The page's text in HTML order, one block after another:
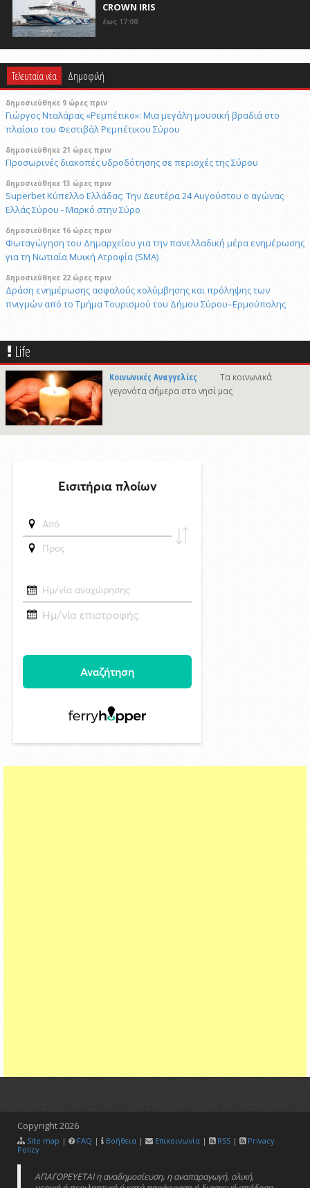
CROWN IRIS
έως 17:00
Τελευταία νέα Δημοφιλή
δημοσιεύθηκε 9 ώρες πριν
Γιώργος Νταλάρας «Ρεμπέτικο»: Μια μεγάλη μουσική βραδιά στο
πλαίσιο του Φεστιβάλ Ρεμπέτικου Σύρου
δημοσιεύθηκε 21 ώρες πριν
Προσωρινές διακοπές υδροδότησης σε περιοχές της Σύρου
δημοσιεύθηκε 13 ώρες πριν
Superbet Κύπελλο Ελλάδας: Την Δευτέρα 24 Αυγούστου ο αγώνας
Ελλάς Σύρου - Μαρκό στην Σύρο
δημοσιεύθηκε 16 ώρες πριν
Φωταγώγηση του Δημαρχείου για την πανελλαδική μέρα ενημέρωσης
για τη Νωτιαία Μυική Ατροφία (SMA)
δημοσιεύθηκε 22 ώρες πριν
Δράση ενημέρωσης ασφαλούς κολύμβησης και πρόληψης των
πνιγμών από το Τμήμα Τουρισμού του Δήμου Σύρου–Ερμούπολης
4/8/2026 15:20
Στις φυλακές της Χίου οδηγήθηκε ο 41χρονος δράστης του φονικού
στην Άνω Σύρο
δημοσιεύθηκε 16 ώρες πριν
Πρόταση για ονοματοδοσία του κεντρικού παραλιακού δρόμου Λωτού
κλειστό από την Δευτέρα 10/8 έως και την Δευτέρα 17/8
Life
Κοινωνικές Αναγγελίες
Τα κοινωνικά
γεγονότα σήμερα στο νησί μας
Copyright2026
Site map | FAQ | Βοήθεια | Επικοινωνία | RSS |
Privacy
Policy
ΑΠΑΓΟΡΕΥΕΤΑΙ η αναδημοσίευση, η αναπαραγωγή, ολική,